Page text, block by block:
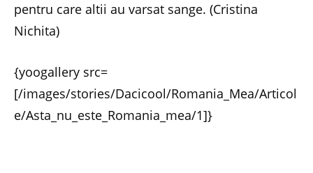
pentru care altii au varsat sange. (Cristina
Nichita)
{yoogallery src=
[/images/stories/Dacicool/Romania_Mea/Articol
e/Asta_nu_este_Romania_mea/1]}